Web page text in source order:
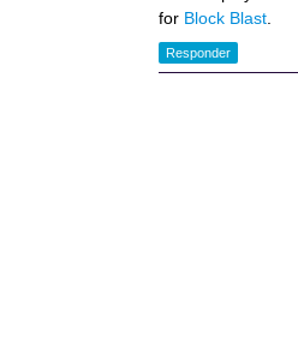
for Block Blast.
Responder